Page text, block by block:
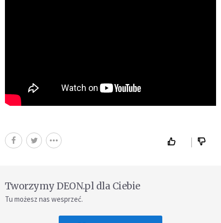
Tworzymy DEON.pl dla Ciebie
Tu możesz nas wesprzeć.